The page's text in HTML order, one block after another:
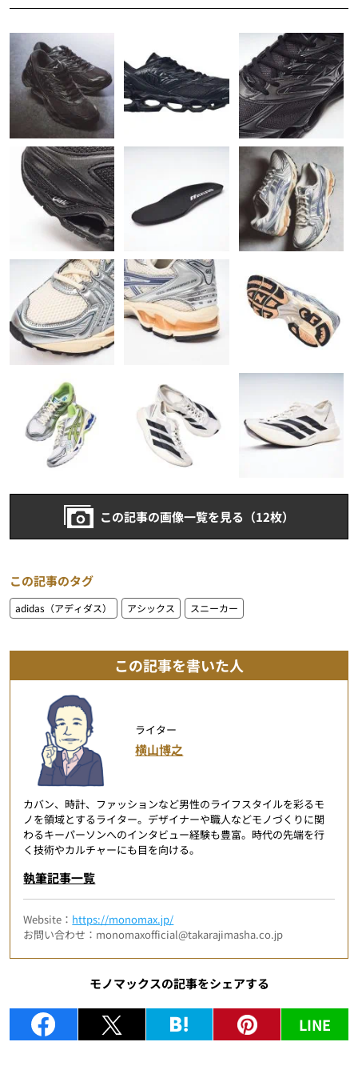
この記事の画像一覧を見る（12枚）
この記事のタグ
adidas（アディダス） アシックス スニーカー
この記事を書いた人
ライター
横山博之
カバン、時計、ファッションなど男性のライフスタイルを彩るモ
ノを領域とするライター。デザイナーや職人などモノづくりに関
わるキーパーソンへのインタビュー経験も豊富。時代の先端を行
く技術やカルチャーにも目を向ける。
執筆記事一覧
Website： https://monomax.jp/
お問い合わせ：monomaxofficial@takarajimasha.co.jp
モノマックスの記事をシェアする
LINE